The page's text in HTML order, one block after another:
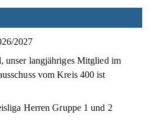
2027
unser langjähriges Mitglied im
vom Kreis 400 ist
Herren Gruppe 1 und 2